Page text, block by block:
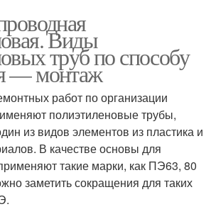
Виды
труб по способу
— монтаж
работ по организации
полиэтиленовые трубы,
из видов элементов из пластика и
В качестве основы для
такие марки, как ПЭ63, 80
заметить сокращения для таких